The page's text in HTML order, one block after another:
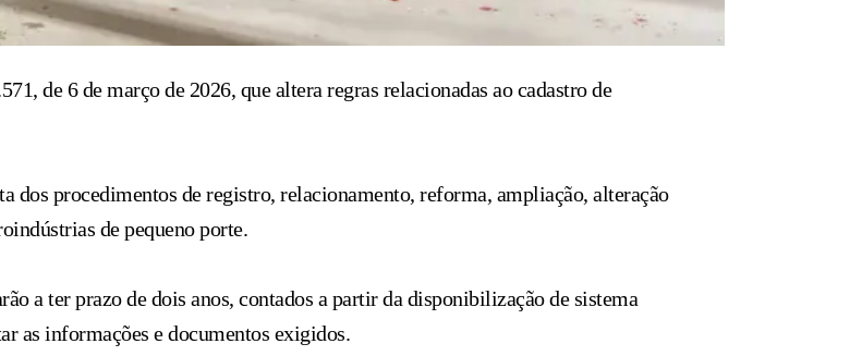
de 6 de março de 2026, que altera regras relacionadas ao cadastro de
dos procedimentos de registro, relacionamento, reforma, ampliação, alteração
de pequeno porte.
a ter prazo de dois anos, contados a partir da disponibilização de sistema
as informações e documentos exigidos.